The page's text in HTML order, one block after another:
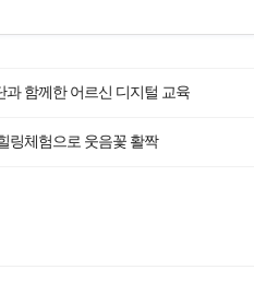
함께한 어르신 디지털 교육
링체험으로 웃음꽃 활짝